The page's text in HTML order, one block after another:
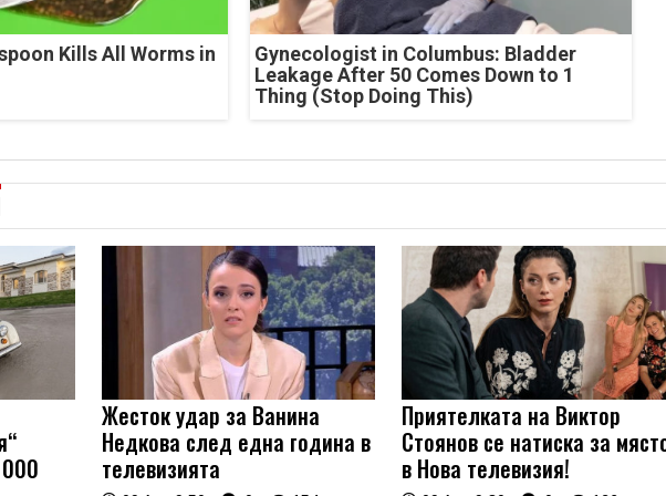
Kills All Worms in
Gynecologist in Columbus: Bladder
Leakage After 50 Comes Down to 1
Thing (Stop Doing This)
Жесток удар за Ванина
Недкова след една година в
телевизията
Приятелката на Виктор
Стоянов се натиска за
в Нова телевизия!